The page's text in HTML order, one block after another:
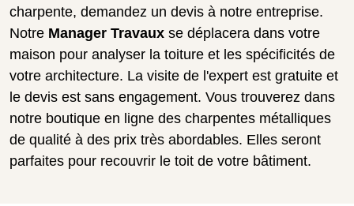
charpente, demandez un devis à notre entreprise.
Notre Manager Travaux se déplacera dans votre
maison pour analyser la toiture et les spécificités de
votre architecture. La visite de l'expert est gratuite et
le devis est sans engagement. Vous trouverez dans
notre boutique en ligne des charpentes métalliques
de qualité à des prix très abordables. Elles seront
parfaites pour recouvrir le toit de votre bâtiment.